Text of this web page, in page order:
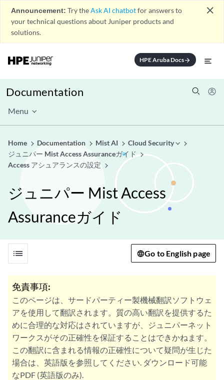
Announcement: Try theAsk AI chatbotfor answers to
your technical questions about Juniper products and
solutions.
close
HPE Aruba Docsarrow_forward
Documentation
Menu
Home Documentation Mist AI
Cloud Security
ジュニパー Mist Access Assuranceガイド
Access アシュアランスの設定
ジュニパー Mist Access
Assuranceガイド
list Go to English page
免責事項:
このページは、サードパーティー製機械翻訳ソフトウェ
アを使用して翻訳されます。質の高い翻訳を提供するた
めに合理的な対応はされていますが、ジュニパーネット
ワークスがその正確性を保証することはできかねます。
この翻訳に含まれる情報の正確性について疑問が生じた
場合は、英語版を参照してください. ダウンロード可能
なPDF (英語版のみ).